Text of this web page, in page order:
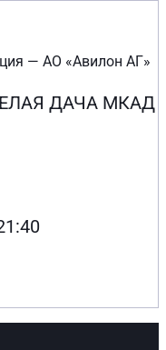
— АО «Авилон АГ»
ДАЧА МКАД